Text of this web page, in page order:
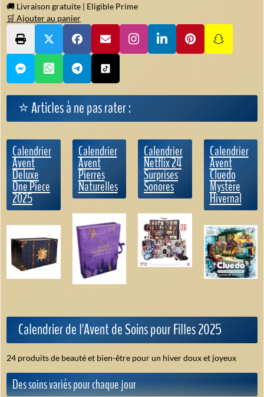
🚚 Livraison gratuite | Eligible Prime
🛒 Ajouter au panier
⭐ Articles à ne pas rater :
Calendrier
Avent
Deluxe
One Piece
2025
Calendrier
Avent
Pierres
Naturelles
Calendrier
Netflix 24
Surprises
Sonores
Calendrier
Avent
Cluedo
Mystère
Hivernal
Calendrier de l'Avent de Soins pour Filles 2025
24 produits de beauté et bien-être pour un hiver doux et joyeux
Des soins variés pour chaque jour